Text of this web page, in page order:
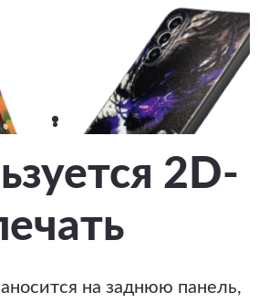
2D-
на заднюю панель,